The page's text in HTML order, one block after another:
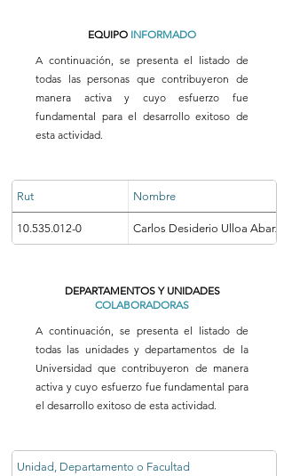
EQUIPO INFORMADO
A continuación, se presenta el listado de
todas las personas que contribuyeron de
manera activa y cuyo esfuerzo fue
fundamental para el desarrollo exitoso de
esta actividad.
Rut Nombre
10.535.012-0 Carlos Desiderio Ulloa
DEPARTAMENTOS Y UNIDADES
COLABORADORAS
A continuación, se presenta el listado de
todas las unidades y departamentos de la
Universidad que contribuyeron de manera
activa y cuyo esfuerzo fue fundamental para
el desarrollo exitoso de esta actividad.
Unidad, Departamento o Facultad